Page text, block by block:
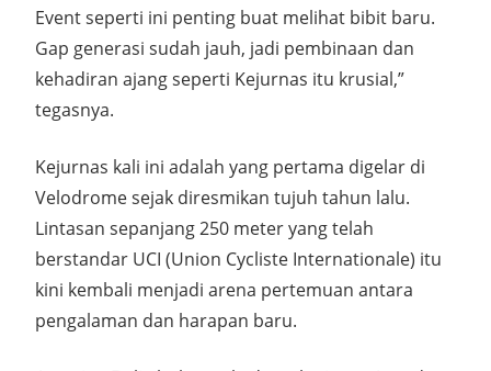
Event seperti ini penting buat melihat bibit baru.
Gap generasi sudah jauh, jadi pembinaan dan
kehadiran ajang seperti Kejurnas itu krusial,”
tegasnya.
Kejurnas kali ini adalah yang pertama digelar di
Velodrome sejak diresmikan tujuh tahun lalu.
Lintasan sepanjang 250 meter yang telah
berstandar UCI (Union Cycliste Internationale) itu
kini kembali menjadi arena pertemuan antara
pengalaman dan harapan baru.